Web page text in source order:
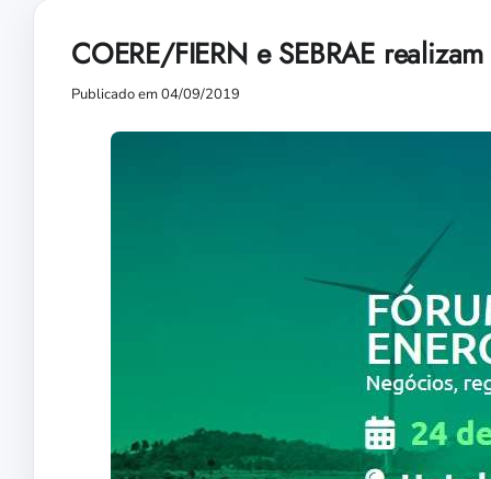
COERE/FIERN e SEBRAE
Publicado em 04/09/2019